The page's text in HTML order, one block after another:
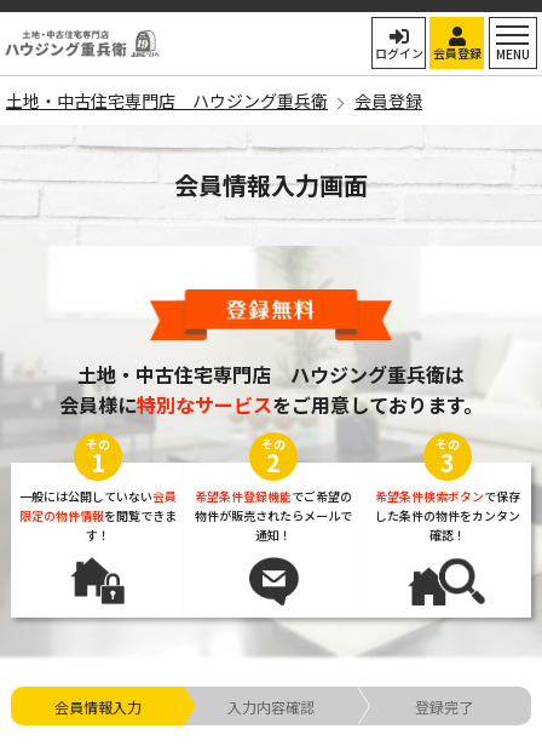
土地・中古住宅専門
ログイン 会員登録 MENU
土地・中古住宅専門店 ハウジング重兵衛 会員登録
会員情報入力画面
土地・中古住宅専門店 ハウジング重兵衛は
会員様に特別なサービスをご用意しております。
その
1
一般には公開していない会員
限定の物件情報を閲覧できま
す！
その
2
希望条件登録機能でご希望の
物件が販売されたらメールで
通知！
その
3
希望条件検索ボタンで保存
した条件の物件をカンタン
確認！
会員情報入力 入力内容確認 登録完了